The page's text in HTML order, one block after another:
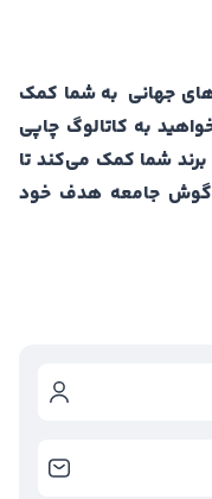
جهانی به شما کمک
به کاتالوگ چاپی
شما کمک می‌کند تا
گوش جامعه هدف خود